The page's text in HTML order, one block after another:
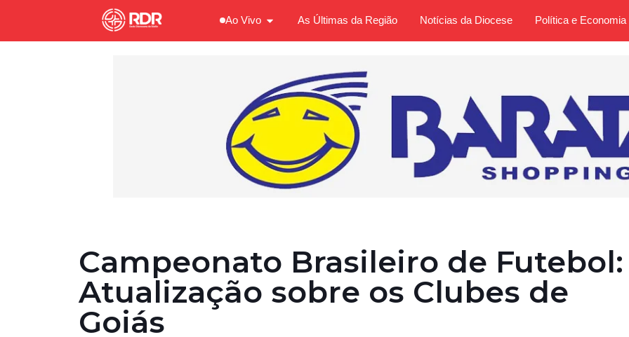
Ao Vivo As Últimas da Região Notícias da Diocese Política e Economia
Campeonato Brasileiro de Futebol:
Atualização sobre os Clubes de
Goiás